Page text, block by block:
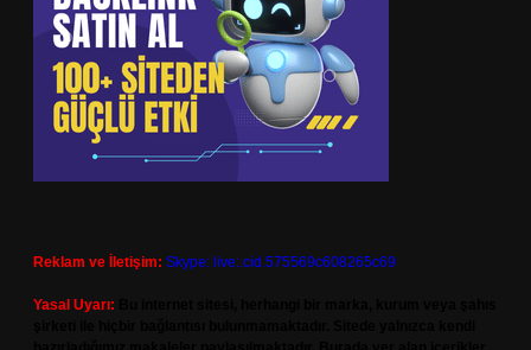
Reklam ve İletişim: Skype: live:.cid.575569c608265c69
Yasal Uyarı: